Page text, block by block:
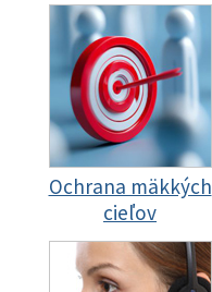
Ochrana mäkkých
cieľov